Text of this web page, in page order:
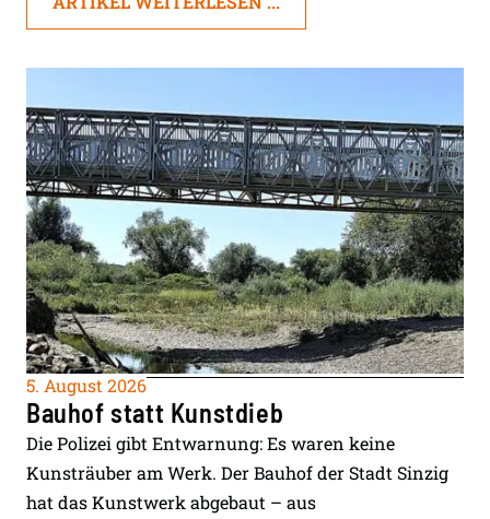
5. August 2026
Bauhof statt Kunstdieb
Die Polizei gibt Entwarnung: Es waren keine
Kunsträuber am Werk. Der Bauhof der Stadt Sinzig
hat das Kunstwerk abgebaut – aus